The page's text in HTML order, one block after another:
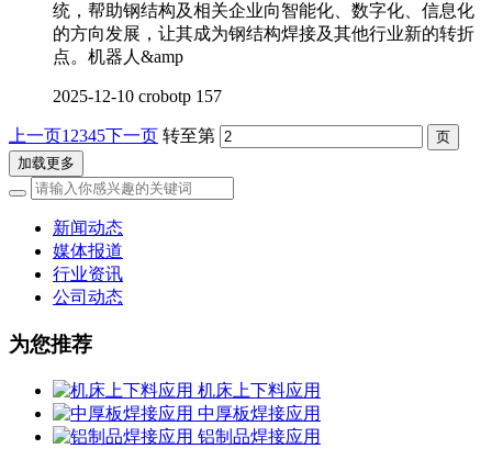
统，帮助钢结构及相关企业向智能化、数字化、信息化
的方向发展，让其成为钢结构焊接及其他行业新的转折
点。机器人&amp
2025-12-10 crobotp 157
上一页1 2345下一页 转至第
加载更多
新闻动态
媒体报道
行业资讯
公司动态
为您推荐
机床上下料应用
中厚板焊接应用
铝制品焊接应用